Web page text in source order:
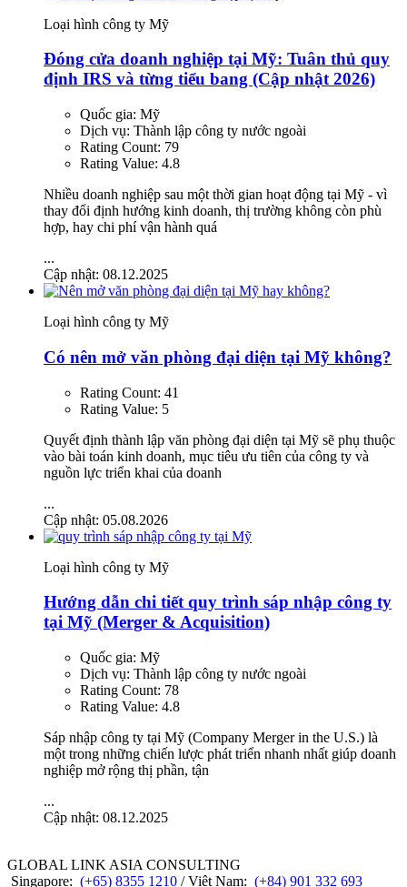
Loại hình công ty Mỹ
Đóng cửa doanh nghiệp tại Mỹ: Tuân thủ quy
định IRS và từng tiểu bang (Cập nhật 2026)
Quốc gia: Mỹ
Dịch vụ: Thành lập công ty nước ngoài
Rating Count: 79
Rating Value: 4.8
Nhiều doanh nghiệp sau một thời gian hoạt động tại Mỹ - vì
thay đổi định hướng kinh doanh, thị trường không còn phù
hợp, hay chi phí vận hành quá
...
Cập nhật: 08.12.2025
Loại hình công ty Mỹ
Có nên mở văn phòng đại diện tại Mỹ không?
Rating Count: 41
Rating Value: 5
Quyết định thành lập văn phòng đại diện tại Mỹ sẽ phụ thuộc
vào bài toán kinh doanh, mục tiêu ưu tiên của công ty và
nguồn lực triển khai của doanh
...
Cập nhật: 05.08.2026
Loại hình công ty Mỹ
Hướng dẫn chi tiết quy trình sáp nhập công ty
tại Mỹ (Merger & Acquisition)
Quốc gia: Mỹ
Dịch vụ: Thành lập công ty nước ngoài
Rating Count: 78
Rating Value: 4.8
Sáp nhập công ty tại Mỹ (Company Merger in the U.S.) là
một trong những chiến lược phát triển nhanh nhất giúp doanh
nghiệp mở rộng thị phần, tận
...
Cập nhật: 08.12.2025
GLOBAL LINK ASIA CONSULTING
Singapore: (+65) 8355 1210 / Việt Nam: (+84) 901 332 693